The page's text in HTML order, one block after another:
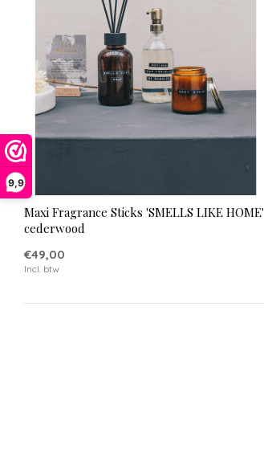
9,9
Maxi Fragrance Sticks 'SMELLS LIKE HOME'
cederwood
€49,00
Incl. btw